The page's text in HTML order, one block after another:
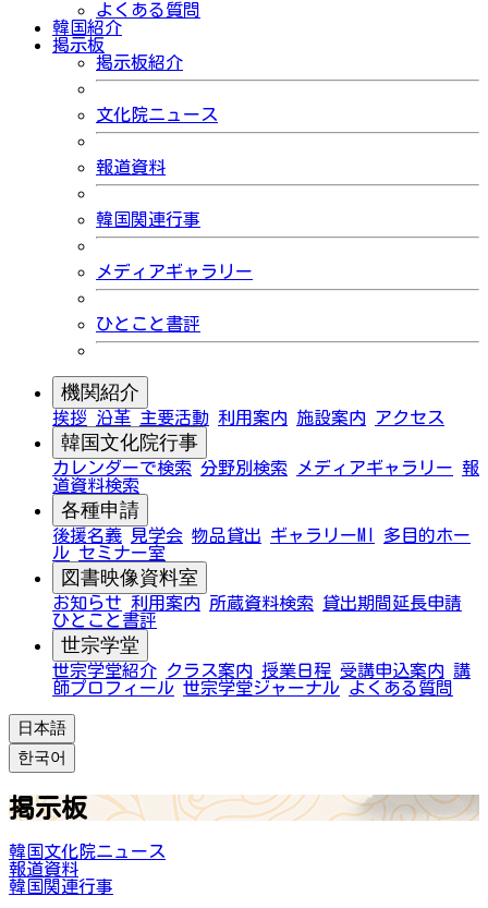
よくある質問
韓国紹介
掲示板
掲示板紹介
文化院ニュース
報道資料
韓国関連行事
メディアギャラリー
ひとこと書評
機関紹介
挨拶 沿革 主要活動 利用案内 施設案内 アクセス
韓国文化院行事
カレンダーで検索 分野別検索 メディアギャラリー 報
道資料検索
各種申請
後援名義 見学会 物品貸出 ギャラリーMI
多目的ホー
ル セミナー室
図書映像資料室
お知らせ 利用案内 所蔵資料検索
貸出期間延長申請
ひとこと書評
世宗学堂
世宗学堂紹介 クラス案内 授業日程 受講申込案内 講
師プロフィール 世宗学堂ジャーナル よくある質問
日本語
한국어
掲示板
韓国文化院ニュース
報道資料
韓国関連行事